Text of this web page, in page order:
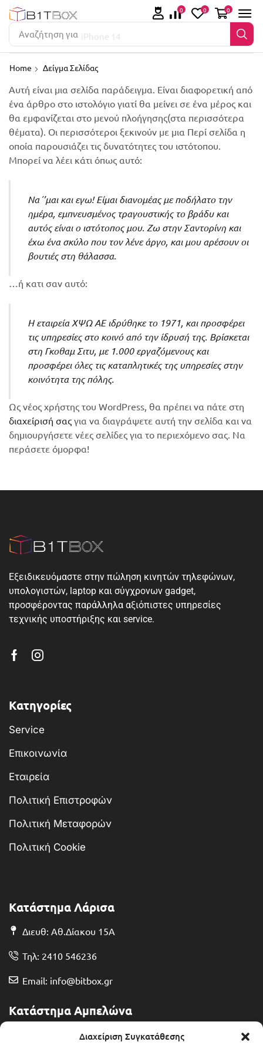
Διαχείριση Συγκατάθεσης
Αναζήτηση για iPhone 14
0 0 0
Home Δείγμα Σελίδας
Αυτή είναι μια σελίδα παράδειγμα. Είναι διαφορετική από
ένα άρθρο στο ιστολόγιο γιατί θα μείνει σε ένα μέρος και
θα εμφανίζεται στο μενού πλοήγησης(στα περισσότερα
θέματα). Οι περισσότεροι ξεκινούν με μια Περί σελίδα η
οποία παρουσιάζει τις δυνατότητες του ιστότοπου.
Μπορεί να λέει κάτι όπως αυτό:
Να΄’μαι και εγω! Είμαι διανομέας με ποδήλατο την
ημέρα, εμπνευσμένος τραγουστικής το βράδυ και
αυτός είναι ο ιστότοπος μου. Ζω στην Σαντορίνη και
έχω ένα σκύλο που τον λένε άργο, και μου αρέσουν οι
βουτιές στη θάλασσα.
…ή κατι σαν αυτό:
Η εταιρεία ΧΨΩ ΑΕ ιδρύθηκε το 1971, και προσφέρει
τις υπηρεσίες στο κοινό από την ίδρυσή της. Βρίσκεται
στη Γκοθαμ Σιτυ, με 1.000 εργαζόμενους και
προσφέρει όλες τις καταπλητικές της υπηρεσίες στην
κοινότητα της πόλης.
Ως νέος χρήστης του WordPress, θα πρέπει να πάτε στη
διαχείρισή σας για να διαγράψετε αυτή την σελίδα και να
δημιουργήσετε νέες σελίδες για το περιεχόμενο σας. Να
περάσετε όμορφα!
Εξειδικευόμαστε στην πώληση κινητών τηλεφώνων,
υπολογιστών, laptop και σύγχρονων gadget,
προσφέροντας παράλληλα αξιόπιστες υπηρεσίες
τεχνικής υποστήριξης και service.
Κατηγορίες
Service
Επικοινωνία
Εταιρεία
Πολιτική Επιστροφών
Πολιτική Μεταφορών
Πολιτική Cookie
Κατάστημα Λάρισα
Διευθ: Αθ.Δίακου 15Α
Τηλ: 2410 546236
Email: info@bitbox.gr
Κατάστημα Αμπελώνα
Διευθ: Θερμοπυλών 13